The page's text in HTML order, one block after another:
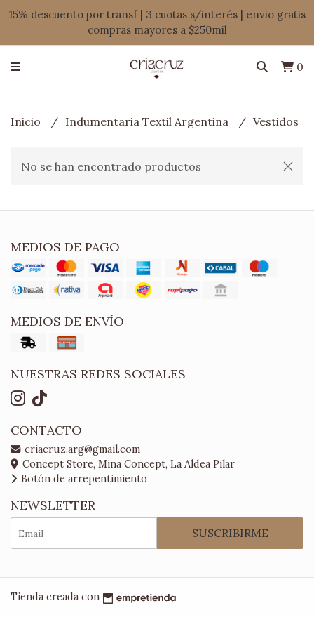
15% descuento por transf | 3 cuotas s/interés | envio gratis
compras mayores a $250mil
0
Inicio Indumentaria Textil Argentina Vestidos
No se han encontrado productos
MEDIOS DE PAGO
MEDIOS DE ENVÍO
NUESTRAS REDES SOCIALES
CONTACTO
criacruz.arg@gmail.com
Concept Store, Mina Concept, La Aldea Pilar
Botón de arrepentimiento
NEWSLETTER
SUSCRIBIRME
Tienda creada con